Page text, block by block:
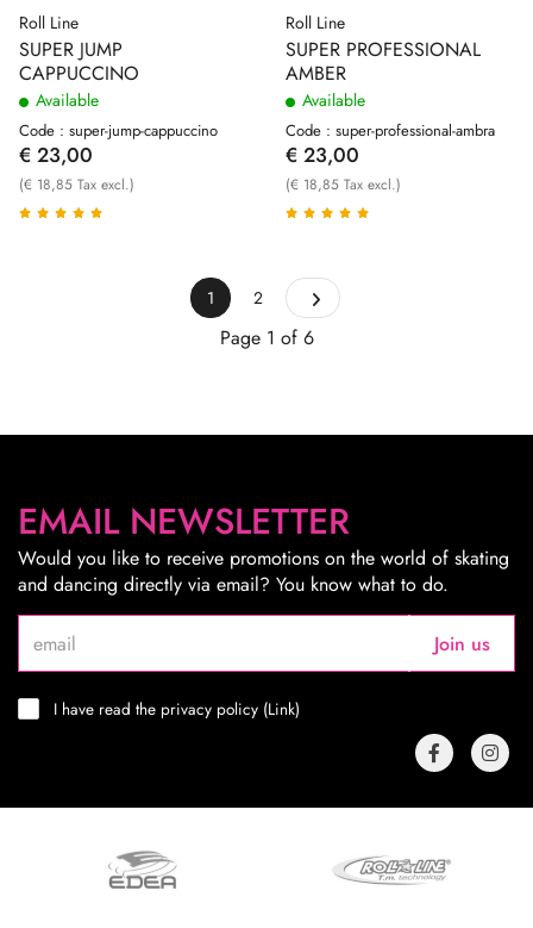
Roll Line
SUPER JUMP
CAPPUCCINO
Available
Code : super-jump-cappuccino
€ 23,00
(€ 18,85 Tax excl.)
Roll Line
SUPER PROFESSIONAL
AMBER
Available
Code : super-professional-ambra
€ 23,00
(€ 18,85 Tax excl.)
1 2
Page 1 of 6
EMAIL NEWSLETTER
Would you like to receive promotions on the world of skating
and dancing directly via email? You know what to do.
Join us
I have read the privacy policy (Link)